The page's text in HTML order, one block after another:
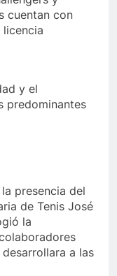
cuentan con
y el
predominantes
presencia del
de Tenis José
la
a las